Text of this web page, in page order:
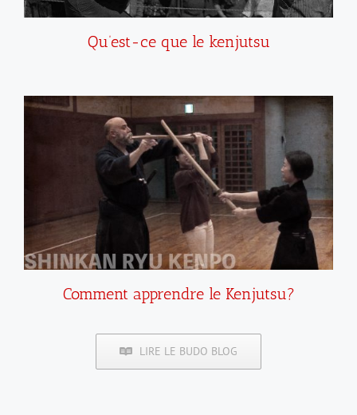
Qu’est-ce que le kenjutsu
Comment apprendre le Kenjutsu?
LIRE LE BUDO BLOG